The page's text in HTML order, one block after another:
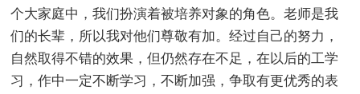
个大家庭中，我们扮演着被培养对象的角色。老师是我
们的长辈，所以我对他们尊敬有加。经过自己的努力，
自然取得不错的效果，但仍然存在不足，在以后的工学
习，作中一定不断学习，不断加强，争取有更优秀的表